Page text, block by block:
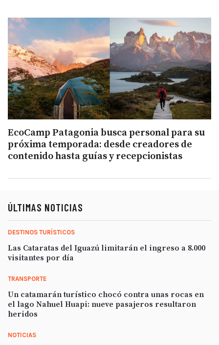
EcoCamp Patagonia busca personal para su
próxima temporada: desde creadores de
contenido hasta guías y recepcionistas
ÚLTIMAS NOTICIAS
DESTINOS TURÍSTICOS
Las Cataratas del Iguazú limitarán el ingreso a 8.000
visitantes por día
TRANSPORTE
Un catamarán turístico chocó contra unas rocas en
el lago Nahuel Huapi: nueve pasajeros resultaron
heridos
NOTICIAS